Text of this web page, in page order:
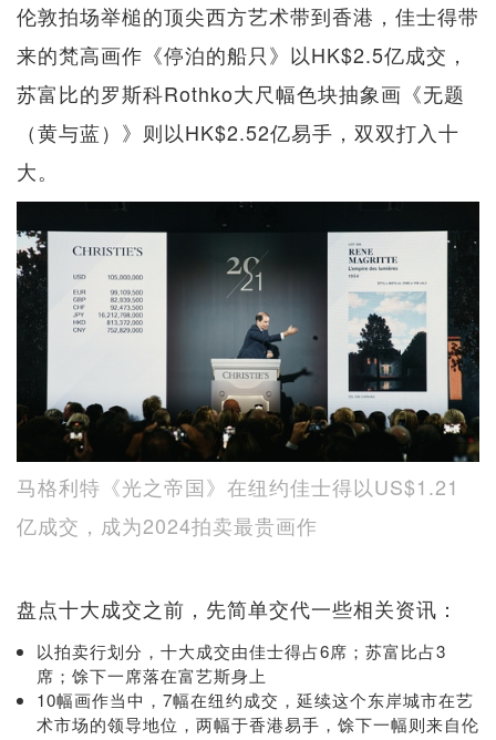
伦敦拍场举槌的顶尖西方艺术带到香港，佳士得带
来的梵高画作《停泊的船只》以HK$2.5亿成交，
苏富比的罗斯科Rothko大尺幅色块抽象画《无题
（黄与蓝）》则以HK$2.52亿易手，双双打入十
大。
马格利特《光之帝国》在纽约佳士得以US$1.21
亿成交，成为2024拍卖最贵画作
盘点十大成交之前，先简单交代一些相关资讯：
以拍卖行划分，十大成交由佳士得占6席；苏富比占3
席；馀下一席落在富艺斯身上
10幅画作当中，7幅在纽约成交，延续这个东岸城市在艺
术市场的领导地位，两幅于香港易手，馀下一幅则来自伦